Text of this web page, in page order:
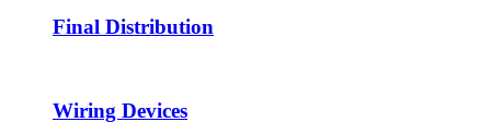
Final Distribution
Wiring Devices